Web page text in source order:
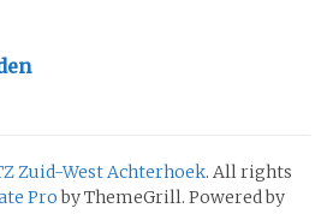
Zuid-West Achterhoek. All rights
Proby ThemeGrill. Powered by